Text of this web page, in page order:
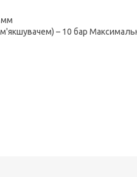
мм
– 10 бар